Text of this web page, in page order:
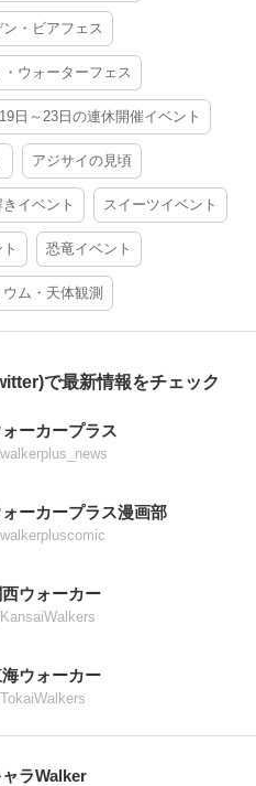
・ビアフェス
ウォーターフェス
日～23日の連休開催イベント
アジサイの見頃
イベント スイーツイベント
恐竜イベント
ム・天体観測
で最新情報をチェック
ーカープラス
ォーカープラス漫画部
西ウォーカー
ウォーカー
ャラWalker